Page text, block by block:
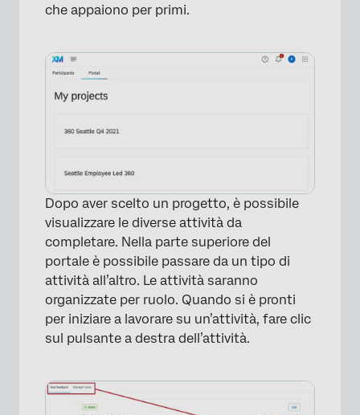
che appaiono per primi.
Dopo aver scelto un progetto, è possibile
visualizzare le diverse attività da
completare. Nella parte superiore del
portale è possibile passare da un tipo di
attività all’altro. Le attività saranno
organizzate per ruolo. Quando si è pronti
per iniziare a lavorare su un’attività, fare clic
sul pulsante a destra dell’attività.